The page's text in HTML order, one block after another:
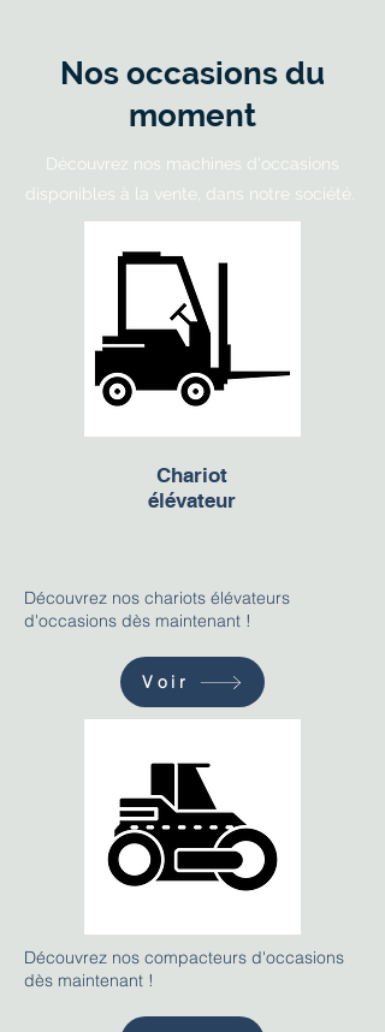
Nos occasions du
moment
Découvrez nos machines d'occasions
disponibles à la vente, dans notre société.
Chariot
élévateur
Découvrez nos chariots élévateurs
d'occasions dès maintenant !
Voir
Découvrez nos compacteurs d'occasions
dès maintenant !